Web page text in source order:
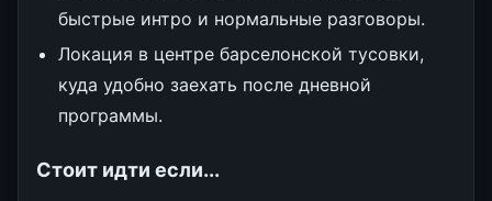
быстрые интро и нормальные разговоры.
Локация в центре барселонской тусовки,
куда удобно заехать после дневной
программы.
Стоит идти если...